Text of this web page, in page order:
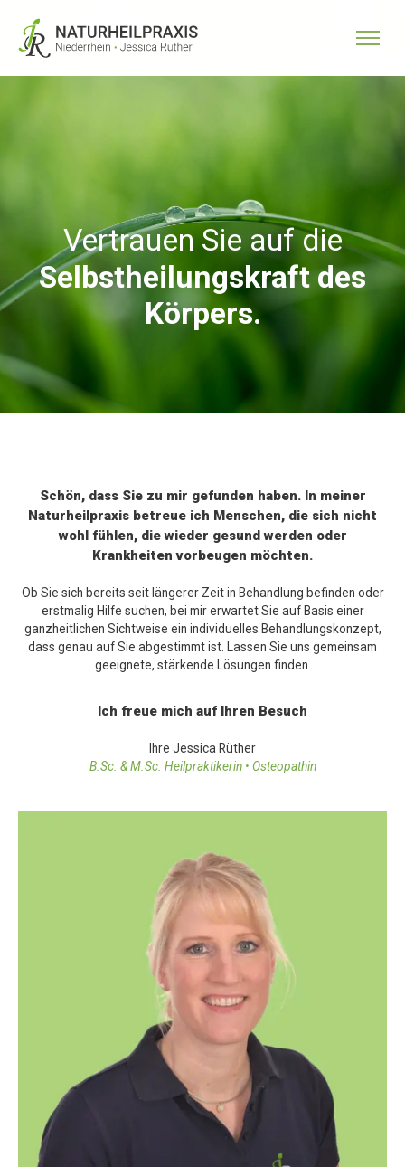
Vertrauen Sie auf die
Selbstheilungskraft des
Körpers.
Schön, dass Sie zu mir gefunden haben. In meiner
Naturheilpraxis betreue ich Menschen, die sich nicht
wohl fühlen, die wieder gesund werden oder
Krankheiten vorbeugen möchten.
Ob Sie sich bereits seit längerer Zeit in Behandlung befinden oder
erstmalig Hilfe suchen, bei mir erwartet Sie auf Basis einer
ganzheitlichen Sichtweise ein individuelles Behandlungskonzept,
dass genau auf Sie abgestimmt ist. Lassen Sie uns gemeinsam
geeignete, stärkende Lösungen finden.
Ich freue mich auf Ihren Besuch
Ihre Jessica Rüther
B.Sc. & M.Sc. Heilpraktikerin • Osteopathin